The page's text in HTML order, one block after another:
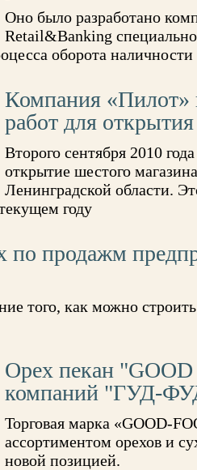
Оно было разработано
Retail&Banking
оборота наличности
Компания «Пилот»
работ для
Второго сентября 2010
открытие шестого
Ленинградской области.
году
по продажм
того, как можно
Орех пекан
компаний "ГУД-
Торговая марка «GOOD-
ассортиментом орехов и
новой позицией.